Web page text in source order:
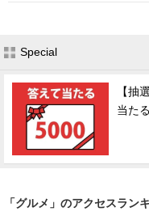
Special
【抽
当た
「グルメ」のアクセスラン